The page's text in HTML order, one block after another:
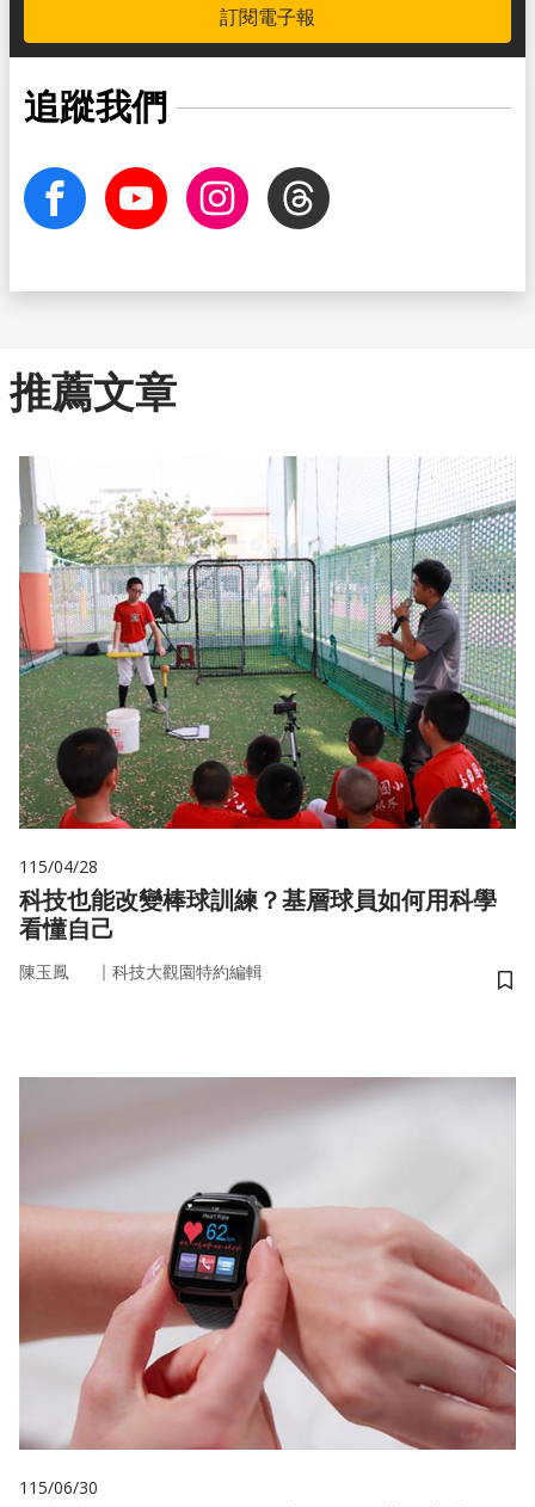
訂閱電子報
追蹤我們
facebook Youtube InstagramThreads
推薦文章
115/04/28
科技也能改變棒球訓練？基層球員如何用科學
看懂自己
陳玉鳳 ｜ 科技大觀園特約編輯
儲
115/06/30